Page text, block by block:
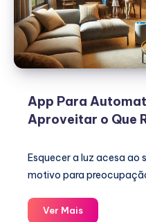
App Para
Aproveitar o Que
Esquecer a luz acesa ao
motivo para
Ver MaisApp